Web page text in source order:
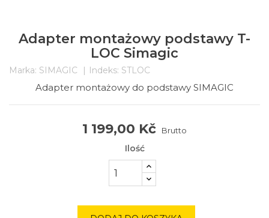
Adapter montażowy podstawy T-
LOC Simagic
Marka: SIMAGIC Indeks: STLOC
Adapter montażowy do podstawy SIMAGIC
1 199,00 Kč Brutto
Ilość